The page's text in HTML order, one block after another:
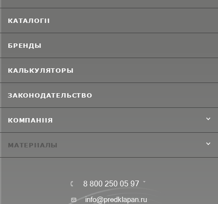
КАТАЛОГИ
БРЕНДЫ
КАЛЬКУЛЯТОРЫ
ЗАКОНОДАТЕЛЬСТВО
КОМПАНИЯ
МАТЕРИАЛЫ
8 800 250 05 97
info@predklapan.ru